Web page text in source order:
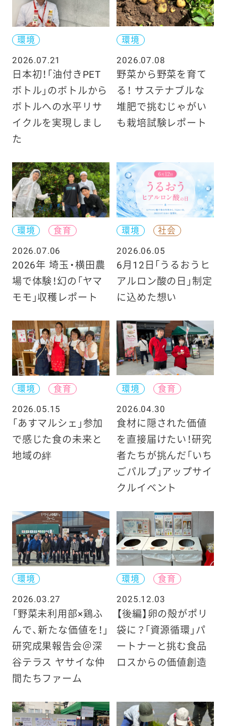
環境
2026.07.21
日本初！「油付きPET
ボトル」のボトルから
ボトルへの水平リサ
イクルを実現しまし
た
環境
2026.07.08
野菜から野菜を育て
る！ サステナブルな
堆肥で挑むじゃがい
も栽培試験レポート
環境
食育
2026.07.06
2026年 埼玉・横田農
場で体験！幻の「ヤマ
モモ」収穫レポート
環境
社会
2026.06.05
6月12日「うるおうヒ
アルロン酸の日」制定
に込めた想い
環境
食育
2026.05.15
「あすマルシェ」参加
で感じた食の未来と
地域の絆
環境
食育
2026.04.30
食材に隠された価値
を直接届けたい！研究
者たちが挑んだ「いち
ごパルプ」アップサイ
クルイベント
環境
2026.03.27
「野菜未利用部×鶏ふ
んで、新たな価値を！」
研究成果報告会＠深
谷テラス ヤサイな仲
間たちファーム
環境
食育
2025.12.03
【後編】卵の殻がポリ
袋に？「資源循環」パ
ートナーと挑む食品
ロスからの価値創造